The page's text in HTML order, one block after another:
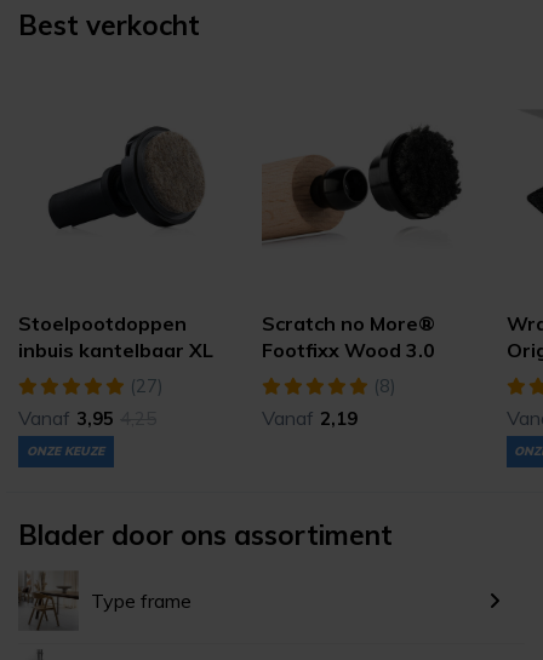
Best verkocht
Stoelpootdoppen
inbuis kantelbaar XL
met vervangbaar vilt
(27)
Vanaf 3,95
ONZE KEUZE
Scratch no More®
Footfixx Wood 3.0
(8)
Vanaf 2,19
Blader door ons assortiment
Type frame